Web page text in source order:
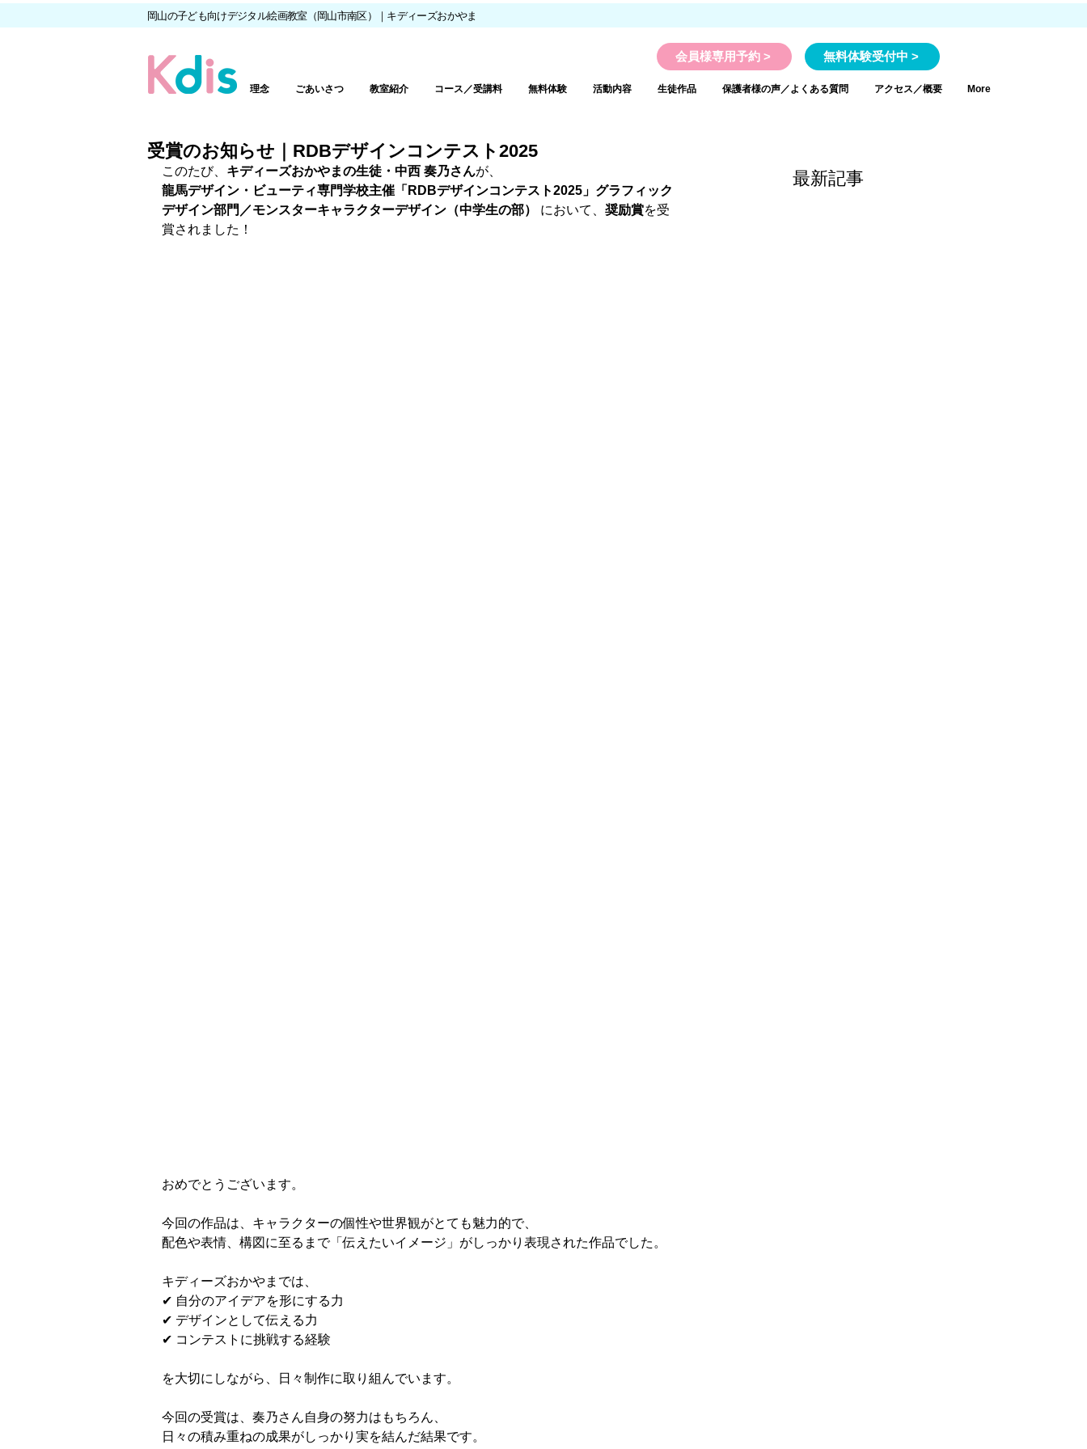
岡山の子ども向けデジタル絵画教室（岡山市南区）｜キディーズおかやま
会員様専用予約 > 無料体験受付中 >
理念 ごあいさつ 教室紹介 コース／受講料 無料体験 活動内容 生徒作品 保護者様の声／よくある質問 アクセス／概要 More
受賞のお知らせ｜RDBデザインコンテスト2025
このたび、 キディーズおかやまの生徒・中西 奏乃さんが、
龍馬デザイン・ビューティ専門学校主催「RDBデザインコンテスト2025」グラフィック
デザイン部門／モンスターキャラクターデザイン（中学生の部）
において、 奨励賞を受
賞されました！
おめでとうございます。
今回の作品は、キャラクターの個性や世界観がとても魅力的で、
配色や表情、構図に至るまで「伝えたいイメージ」がしっかり表現された作品でした。
キディーズおかやまでは、
✔ 自分のアイデアを形にする力
✔ デザインとして伝える力
✔ コンテストに挑戦する経験
を大切にしながら、日々制作に取り組んでいます。
今回の受賞は、奏乃さん自身の努力はもちろん、
日々の積み重ねの成果がしっかり実を結んだ結果です。
最新記事